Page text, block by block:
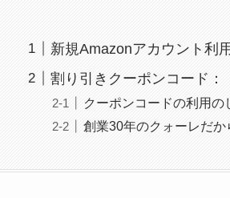
新規Amazonアカウント利
割り引きクーポンコード：
クーポンコードの利用の
創業30年のクォーレだか